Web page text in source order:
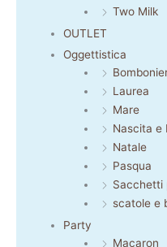
Two Milk
OUTLET
Oggettistica
Laurea
Mare
Nascita e
Natale
Pasqua
Sacchetti
scatole e
Party
Macaron